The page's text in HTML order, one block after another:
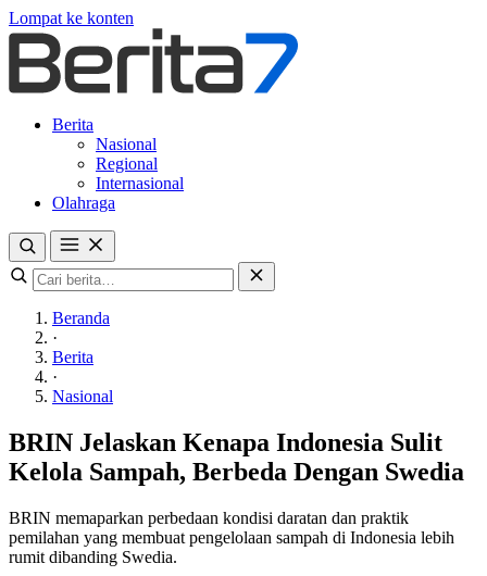
Lompat ke konten
Berita
Nasional
Regional
Internasional
Olahraga
Beranda
·
Berita
·
Nasional
BRIN Jelaskan Kenapa Indonesia Sulit
Kelola Sampah, Berbeda Dengan Swedia
BRIN memaparkan perbedaan kondisi daratan dan praktik
pemilahan yang membuat pengelolaan sampah di Indonesia lebih
rumit dibanding Swedia.